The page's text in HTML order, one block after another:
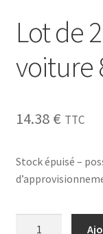
Lot de
voiture
14.38 € TTC
Stock épuisé –